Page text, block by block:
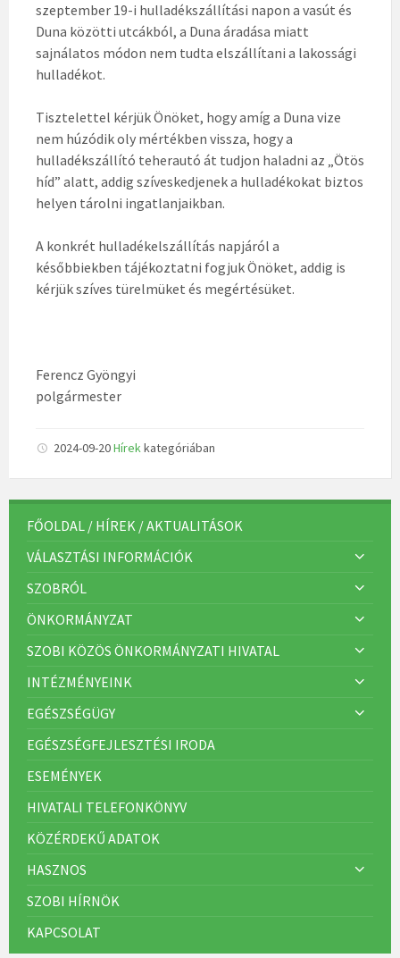
szeptember 19-i hulladékszállítási napon a vasút és
Duna közötti utcákból, a Duna áradása miatt
sajnálatos módon nem tudta elszállítani a lakossági
hulladékot.
Tisztelettel kérjük Önöket, hogy amíg a Duna vize
nem húzódik oly mértékben vissza, hogy a
hulladékszállító teherautó át tudjon haladni az „Ötös
híd” alatt, addig szíveskedjenek a hulladékokat biztos
helyen tárolni ingatlanjaikban.
A konkrét hulladékelszállítás napjáról a
későbbiekben tájékoztatni fogjuk Önöket, addig is
kérjük szíves türelmüket és megértésüket.
Ferencz Gyöngyi
polgármester
2024-09-20Hírekkategóriában
FŐOLDAL / HÍREK / AKTUALITÁSOK
VÁLASZTÁSI INFORMÁCIÓK
SZOBRÓL
ÖNKORMÁNYZAT
SZOBI KÖZÖS ÖNKORMÁNYZATI HIVATAL
INTÉZMÉNYEINK
EGÉSZSÉGÜGY
EGÉSZSÉGFEJLESZTÉSI IRODA
ESEMÉNYEK
HIVATALI TELEFONKÖNYV
KÖZÉRDEKŰ ADATOK
HASZNOS
SZOBI HÍRNÖK
KAPCSOLAT